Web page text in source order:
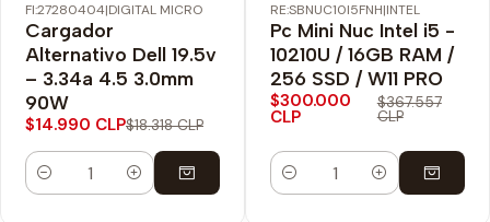
-18% OFF
FI:27280404|DIGITAL MICRO
Cargador
Alternativo Dell 19.5v
– 3.34a 4.5 3.0mm
90W
$14.990 CLP$18.318 CLP
Cantidad
-18% OFF
Envío Gratis
RE:SBNUC10I5FNH|INTEL
Pc Mini Nuc Intel i5 -
10210U / 16GB RAM /
256 SSD / W11 PRO
$300.000
CLP
$367.557
CLP
Cantidad